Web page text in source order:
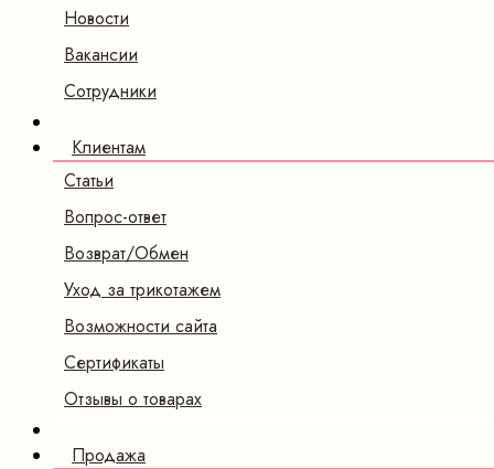
Новости
Вакансии
Сотрудники
Клиентам
Статьи
Вопрос-ответ
Возврат/Обмен
Уход за трикотажем
Возможности сайта
Сертификаты
Отзывы о товарах
Продажа